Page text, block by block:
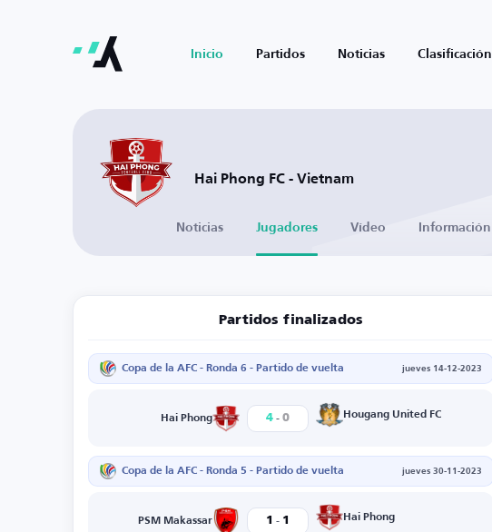
Inicio Partidos Noticias Clasificación
Hai Phong FC - Vietnam
Noticias Jugadores Vídeo Información
Partidos finalizados
Copa de la AFC - Ronda 6 - Partido de vuelta jueves 14-12-2023
Hai Phong 4 - 0 Hougang United FC
Copa de la AFC - Ronda 5 - Partido de vuelta jueves 30-11-2023
PSM Makassar 1 - 1 Hai Phong